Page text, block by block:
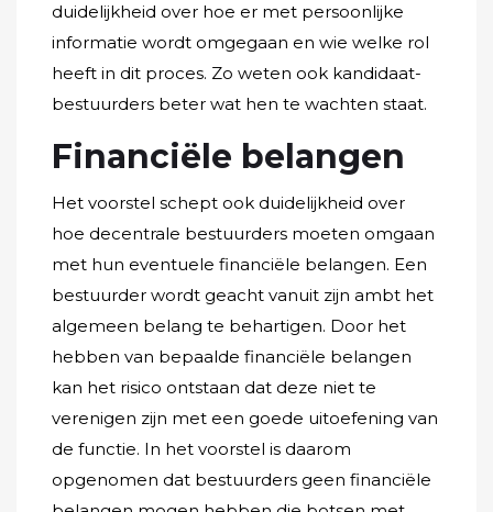
duidelijkheid over hoe er met persoonlijke
informatie wordt omgegaan en wie welke rol
heeft in dit proces. Zo weten ook kandidaat-
bestuurders beter wat hen te wachten staat.
Financiële belangen
Het voorstel schept ook duidelijkheid over
hoe decentrale bestuurders moeten omgaan
met hun eventuele financiële belangen. Een
bestuurder wordt geacht vanuit zijn ambt het
algemeen belang te behartigen. Door het
hebben van bepaalde financiële belangen
kan het risico ontstaan dat deze niet te
verenigen zijn met een goede uitoefening van
de functie. In het voorstel is daarom
opgenomen dat bestuurders geen financiële